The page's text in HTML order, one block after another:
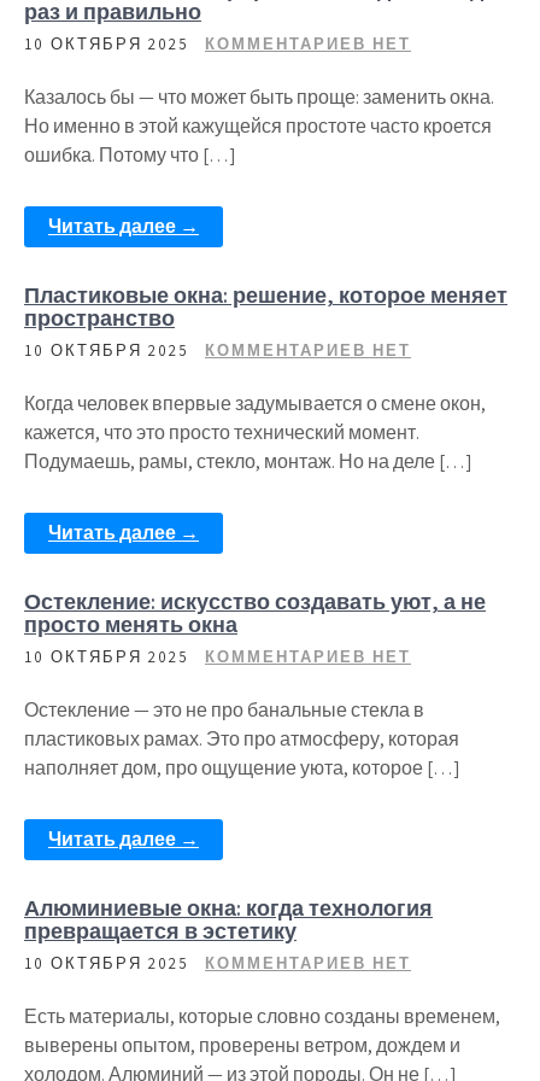
раз и правильно
10 ОКТЯБРЯ 2025 КОММЕНТАРИЕВ НЕТ
Казалось бы — что может быть проще: заменить окна.
Но именно в этой кажущейся простоте часто кроется
ошибка. Потому что […]
Читать далее →
Пластиковые окна: решение, которое меняет
пространство
10 ОКТЯБРЯ 2025 КОММЕНТАРИЕВ НЕТ
Когда человек впервые задумывается о смене окон,
кажется, что это просто технический момент.
Подумаешь, рамы, стекло, монтаж. Но на деле […]
Читать далее →
Остекление: искусство создавать уют, а не
просто менять окна
10 ОКТЯБРЯ 2025 КОММЕНТАРИЕВ НЕТ
Остекление — это не про банальные стекла в
пластиковых рамах. Это про атмосферу, которая
наполняет дом, про ощущение уюта, которое […]
Читать далее →
Алюминиевые окна: когда технология
превращается в эстетику
10 ОКТЯБРЯ 2025 КОММЕНТАРИЕВ НЕТ
Есть материалы, которые словно созданы временем,
выверены опытом, проверены ветром, дождем и
холодом. Алюминий — из этой породы. Он не […]